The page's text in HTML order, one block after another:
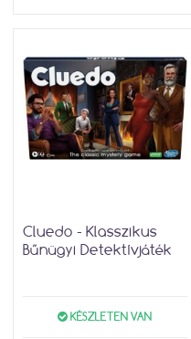
Cluedo - Klasszikus
Bűnügyi Detektívjáték
KÉSZLETEN VAN